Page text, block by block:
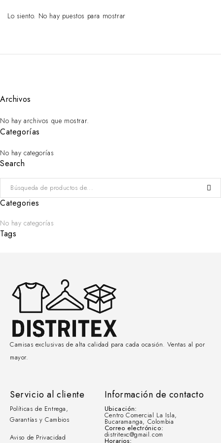
Lo siento. No hay puestos para mostrar
Archivos
No hay archivos que mostrar.
Categorías
No hay categorías
Search
Categories
No hay categorías
Tags
Camisas exclusivas de alta calidad para cada ocasión. Ventas al por
mayor.
Servicio al cliente
Políticas de Entrega,
Garantías y Cambios
Aviso de Privacidad
Información de contacto
Ubicación:
Centro Comercial La Isla,
Bucaramanga, Colombia
Correo electrónico:
distritexc@gmail.com
Horarios: